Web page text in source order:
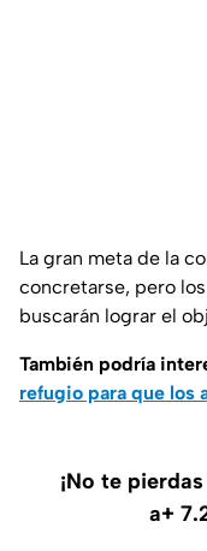
La gran meta de la
concretarse, pero
buscarán lograr el
También podría
refugio para que los
¡No te
a+